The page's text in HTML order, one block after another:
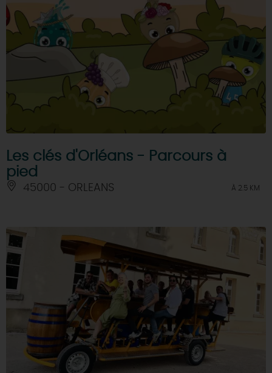
Les clés d'Orléans - Parcours à
pied
45000 - ORLEANS À 2.5 KM